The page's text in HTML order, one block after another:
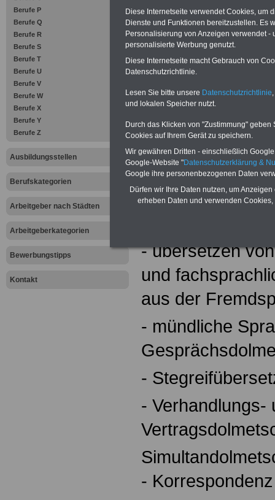
Berufe P
Berufe Q
Berufe R
Berufe S
Berufe T
Berufe U
Berufe V
Berufe W
Berufe X
Berufe Y
Berufe Z
Ausbildungsstellen
Berufskategorien
Arbeitgeber nach Städten
Arbeitgeberkategorien
Bewerbungstipps
Kontakt
gesprochene
und umgekehrt.
Während der
z.B.:
- Allgemeine
(Grammatik,
fremdsprachige
- übersetzen
und
aus der
- mündliche
-
- Verhandlungs-
- Korrespondenz
Diese Internetseite verwendet Cookies, um
Dienste und Funktionen bereitzustellen. Es
Personalisierung von Anzeigen verwendet
personalisierte Werbung genutzt.
Diese Internetseite macht Gebrauch von
Datenschutzrichtlinie.
Lesen Sie bitte unsere Datenschutzrichtlinie
und lokalen Speicher nutzt.
Durch das Klicken von "Zustimmung"
Cookies auf Ihrem Gerät zu speichern.
Wir gewähren Dritten - einschließlich
Google-Website "Datenschutzerklärung &
Google ihre personenbezogenen Daten
Dürfen wir Ihre Daten nutzen, um
erheben Daten und verwenden